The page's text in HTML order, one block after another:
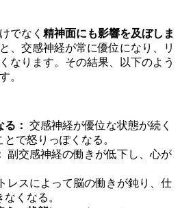
でなく 精神面にも影響を及ぼしま
、交感神経が常に優位になり、リ
なります。その結果、以下のよう
。
： 交感神経が優位な状態が続く
で怒りっぽくなる。
副交感神経の働きが低下し、心が
レスによって脳の働きが鈍り、仕
くなる。